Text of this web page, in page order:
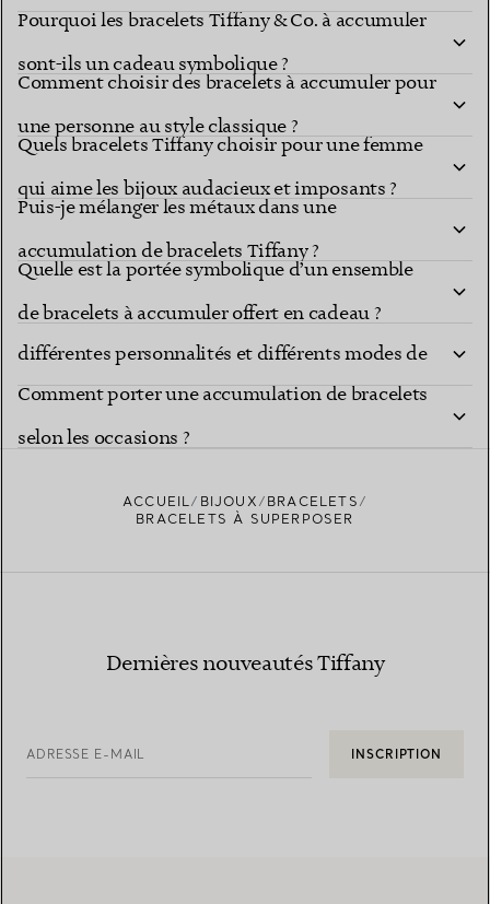
Pourquoi les bracelets Tiffany & Co. à accumuler
sont-ils un cadeau symbolique ?
Comment choisir des bracelets à accumuler pour
une personne au style classique ?
Quels bracelets Tiffany choisir pour une femme
qui aime les bijoux audacieux et imposants ?
Puis-je mélanger les métaux dans une
accumulation de bracelets Tiffany ?
Quelle est la portée symbolique d’un ensemble
de bracelets à accumuler offert en cadeau ?
Comment choisir des bracelets à accumuler pour
différentes personnalités et différents modes de
vie ?
Comment porter une accumulation de bracelets
selon les occasions ?
ACCUEIL BIJOUX
BRACELETS
BRACELETS À SUPERPOSER
Dernières nouveautés Tiffany
ADRESSE E-MAIL INSCRIPTION